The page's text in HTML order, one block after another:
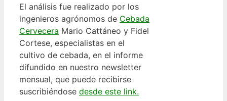
El análisis fue realizado por los
ingenieros agrónomos de Cebada
Cervecera Mario Cattáneo y Fidel
Cortese, especialistas en el
cultivo de cebada, en el informe
difundido en nuestro newsletter
mensual, que puede recibirse
suscribiéndose desde este link.